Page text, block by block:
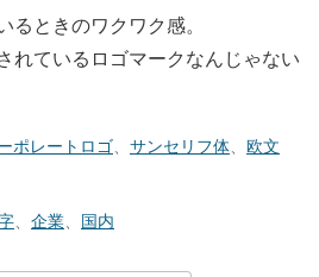
ときのワクワク感。
れているロゴマークなんじゃない
ポレートロゴ サンセリフ体
欧文
企業 国内